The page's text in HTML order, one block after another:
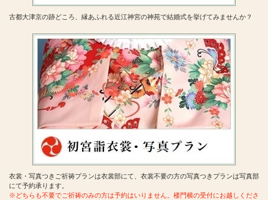
古都大津京の跡どころ、縁あふれる近江神宮の神苑で結婚式を挙げてみませんか？
衣裳・写真つきご祈祷プランは衣裳部にて、衣裳不要の方の写真つきプランは写真部
にて予約承ります。
※どちらも不要でご祈祷のみの方は予約はいりません。 楼門横の受付にお越しくださ